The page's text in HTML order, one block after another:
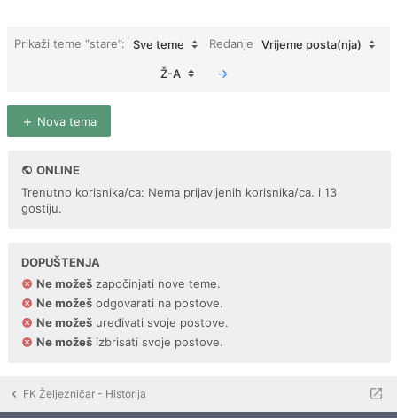
Prikaži teme “stare”: Sve teme Redanje Vrijeme posta(nja)
Ž-A
Nova tema
ONLINE
Trenutno korisnika/ca: Nema prijavljenih korisnika/ca. i 13
gostiju.
DOPUŠTENJA
Ne možeš započinjati nove teme.
Ne možeš odgovarati na postove.
Ne možeš uređivati svoje postove.
Ne možeš izbrisati svoje postove.
FK Željezničar - Historija